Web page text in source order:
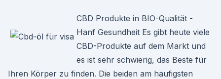
CBD Produkte in BIO-Qualität -
Hanf Gesundheit Es gibt heute viele
CBD-Produkte auf dem Markt und
es ist sehr schwierig, das Beste für
Ihren Körper zu finden. Die beiden am häufigsten